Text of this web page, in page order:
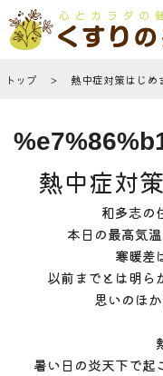
トップ 熱中症対策はじめ
熱中症対
和多志の
本日の最高気
寒暖差
以前までとは明ら
思いのほ
暑い日の炎天下で起